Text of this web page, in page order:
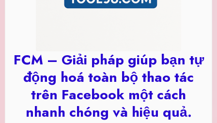
FCM – Giải pháp giúp bạn tự
động hoá toàn bộ thao tác
trên Facebook một cách
nhanh chóng và hiệu quả.